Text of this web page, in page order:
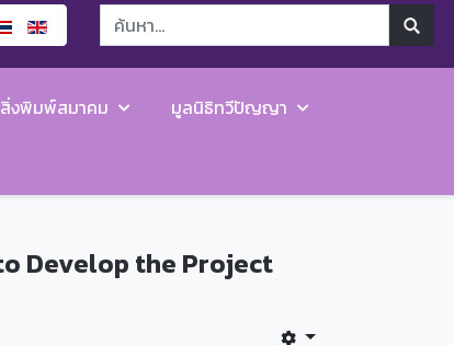
สิ่งพิมพ์สมาคม
มูลนิธิทวีปัญญา
to Develop the Project